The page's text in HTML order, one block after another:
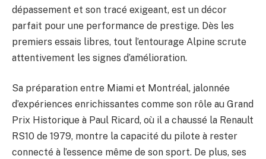
dépassement et son tracé exigeant, est un décor
parfait pour une performance de prestige. Dès les
premiers essais libres, tout l’entourage Alpine scrute
attentivement les signes d’amélioration.
Sa préparation entre Miami et Montréal, jalonnée
d’expériences enrichissantes comme son rôle au Grand
Prix Historique à Paul Ricard, où il a chaussé la Renault
RS10 de 1979, montre la capacité du pilote à rester
connecté à l’essence même de son sport. De plus, ses